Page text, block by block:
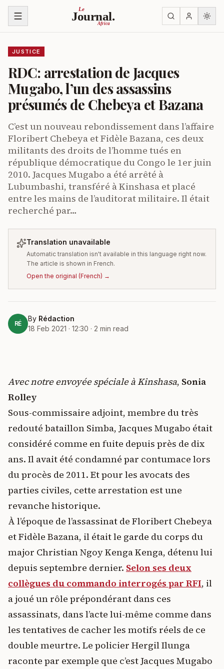
Skip to content Le
Journal.
Africa
JUSTICE
RDC: arrestation de Jacques
Mugabo, l’un des assassins
présumés de Chebeya et Bazana
C’est un nouveau rebondissement dans l’affaire
Floribert Chebeya et Fidèle Bazana, ces deux
militants des droits de l’homme tués en
république démocratique du Congo le 1er juin
2010. Jacques Mugabo a été arrêté à
Lubumbashi, transféré à Kinshasa et placé
entre les mains de l’auditorat militaire. Il était
recherché par…
Translation unavailable
Automatic translation isn't available in this language right now.
The article is shown in French.
Open the original (French) →
RÉ
By Rédaction
18 Feb 2021 · 12:30 · 2 min read
Avec notre envoyée spéciale à Kinshasa, Sonia
Rolley
Sous-commissaire adjoint, membre du très
redouté bataillon Simba, Jacques Mugabo était
considéré comme en fuite depuis près de dix
ans. Il avait été condamné par contumace lors
du procès de 2011. Et pour les avocats des
parties civiles, cette arrestation est une
revanche historique.
À l’époque de l’assassinat de Floribert Chebeya
et Fidèle Bazana, il était le garde du corps du
major Christian Ngoy Kenga Kenga, détenu lui
depuis septembre dernier. Selon ses deux
collègues du commando interrogés par RFI, il
a joué un rôle prépondérant dans ces
assassinats, dans l’acte lui-même comme dans
les tentatives de cacher les motifs réels de ce
double meurtre. Le policier Hergil Ilunga
raconte par exemple que c’est Jacques Mugabo